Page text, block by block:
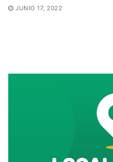
JUNIO 17, 2022